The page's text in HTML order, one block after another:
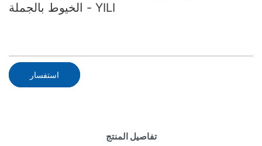
الخيوط بالجملة - YILI
استفسار
تفاصيل المنتج